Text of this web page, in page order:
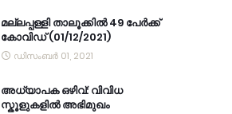
മല്ലപ്പള്ളി താലൂക്കിൽ 49 പേർക്ക്
കോവിഡ് (01/12/2021)
ഡിസംബർ 01, 2021
അധ്യാപക ഒഴിവ്: വിവിധ
സ്കൂളുകളിൽ അഭിമുഖം